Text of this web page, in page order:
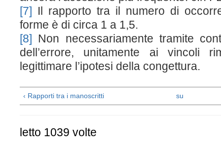
[7] Il rapporto tra il numero di
forme è di circa 1 a 1,5.
[8] Non necessariamente tramite
dell’errore, unitamente ai vincoli
legittimare l’ipotesi della congettura.
‹ Rapporti tra i manoscritti su
letto 1039 volte